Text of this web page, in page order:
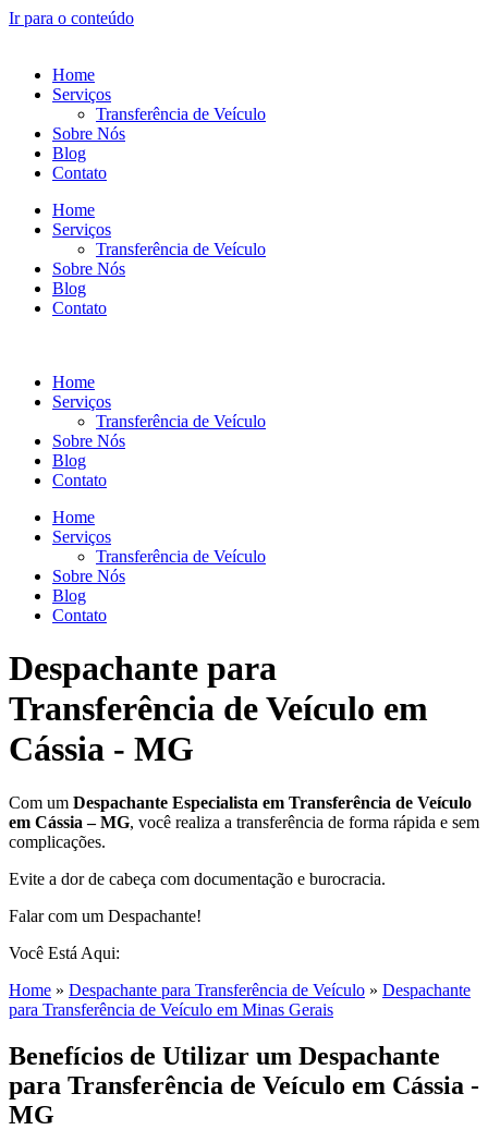
Ir para o conteúdo
Home
Serviços
Transferência de Veículo
Sobre Nós
Blog
Contato
Home
Serviços
Transferência de Veículo
Sobre Nós
Blog
Contato
Home
Serviços
Transferência de Veículo
Sobre Nós
Blog
Contato
Home
Serviços
Transferência de Veículo
Sobre Nós
Blog
Contato
Despachante para
Transferência de Veículo em
Cássia - MG
Com um Despachante Especialista em Transferência de Veículo
em Cássia – MG, você realiza a transferência de forma rápida e sem
complicações.
Evite a dor de cabeça com documentação e burocracia.
Falar com um Despachante!
Você Está Aqui:
Home » Despachante para Transferência de Veículo » Despachante
para Transferência de Veículo em Minas Gerais
Benefícios de Utilizar um Despachante
para Transferência de Veículo em Cássia -
MG